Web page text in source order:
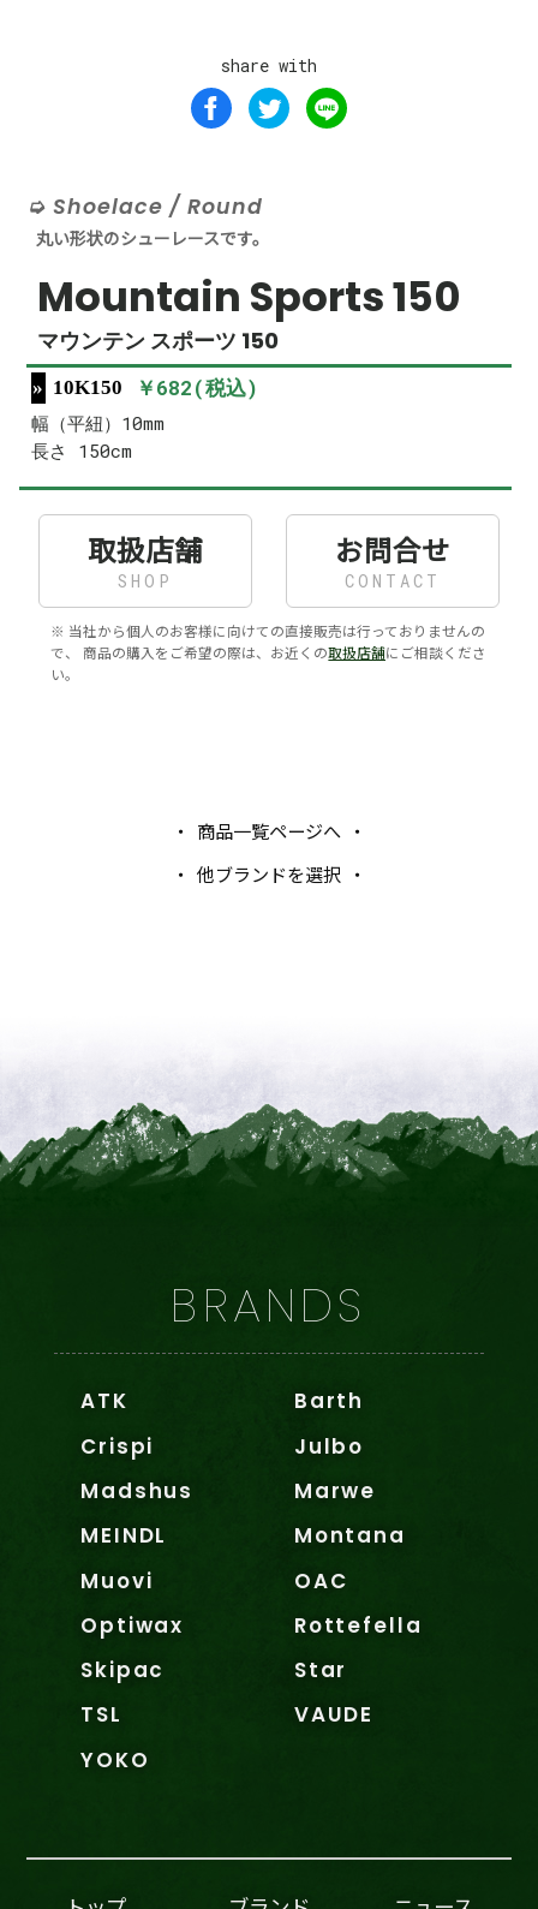
share with
Shoelace / Round
丸い形状のシューレースです。
Mountain Sports 150
マウンテン スポーツ 150
10K150 ￥682(税込)
幅（平紐）10mm
長さ 150cm
取扱店舗
SHOP
お問合せ
CONTACT
※ 当社から個人のお客様に向けての直接販売は行っておりませんの
で、 商品の購入をご希望の際は、お近くの取扱店舗にご相談くださ
い。
商品一覧ページへ
他ブランドを選択
BRANDS
ATK
Barth
Crispi
Julbo
Madshus
Marwe
MEINDL
Montana
Muovi
OAC
Optiwax
Rottefella
Skipac
Star
TSL
VAUDE
YOKO